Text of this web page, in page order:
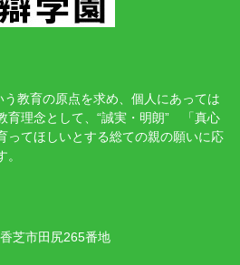
う教育の原点を求め、個人にあっては
育理念として、“誠実・明朗” 「真心
ってほしいとする総ての親の願いに応
。
芝市田尻265番地